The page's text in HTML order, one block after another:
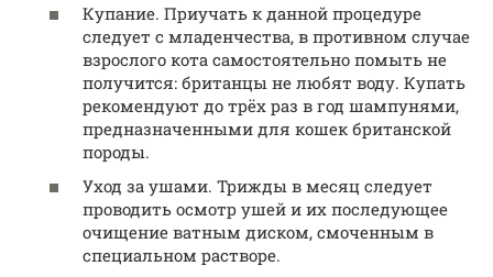
Купание. Приучать к данной процедуре
следует с младенчества, в противном случае
взрослого кота самостоятельно помыть не
получится: британцы не любят воду. Купать
рекомендуют до трёх раз в год шампунями,
предназначенными для кошек британской
породы.
Уход за ушами. Трижды в месяц следует
проводить осмотр ушей и их последующее
очищение ватным диском, смоченным в
специальном растворе.